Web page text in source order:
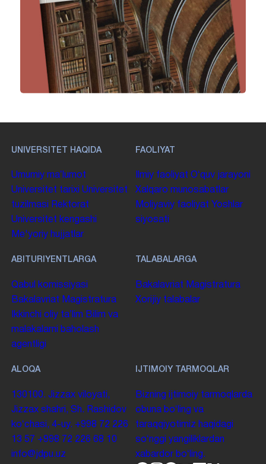
UNIVERSITET HAQIDA
Umumiy maʼlumot
Universitet tarixi Universitet
tuzilmasi
Rektorat
Universitet kengashi
Me'yoriy hujjatlar
FAOLIYAT
Ilmiy faoliyat Oʻquv jarayoni
Xalqaro munosabatlar
Moliyaviy faoliyat Yoshlar
siyosati
ABITURIYENTLARGA
Qabul komissiyasi
Bakalavriat Magistratura
Ikkinchi oliy taʼlim Bilim va
malakalarni baholash
agentligi
TALABALARGA
Bakalavriat Magistratura
Xorijiy talabalar
ALOQA
130100. Jizzax viloyati,
Jizzax shahri, Sh. Rashidov
koʻchasi, 4-uy. +998 72 226
13 57 +998 72 226 68 10
info@jdpu.uz
IJTIMOIY TARMOQLAR
Bizning ijtimoiy tarmoqlarda
obuna boʻling va
taraqqiyotimiz haqidagi
soʻnggi yangiliklardan
xabardor boʻling.